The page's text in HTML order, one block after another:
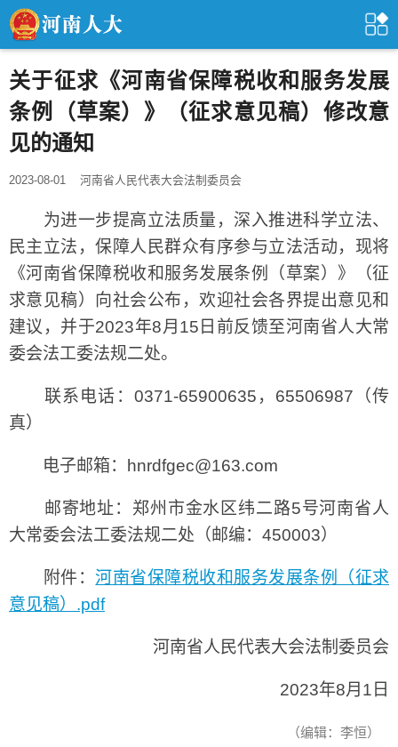
关于征求《河南省保障税收和服务发展
条例（草案）》（征求意见稿）修改意
见的通知
2023-08-01 河南省人民代表大会法制委员会
为进一步提高立法质量，深入推进科学立法、
民主立法，保障人民群众有序参与立法活动，现将
《河南省保障税收和服务发展条例（草案）》（征
求意见稿）向社会公布，欢迎社会各界提出意见和
建议，并于2023年8月15日前反馈至河南省人大常
委会法工委法规二处。
联系电话：0371-65900635，65506987（传
真）
电子邮箱：hnrdfgec@163.com
邮寄地址：郑州市金水区纬二路5号河南省人
大常委会法工委法规二处（邮编：450003）
附件：河南省保障税收和服务发展条例（征求
意见稿）.pdf
河南省人民代表大会法制委员会
2023年8月1日
（编辑：李恒）